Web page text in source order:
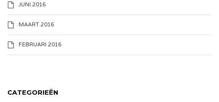
JUNI 2016
MAART 2016
FEBRUARI 2016
CATEGORIEËN